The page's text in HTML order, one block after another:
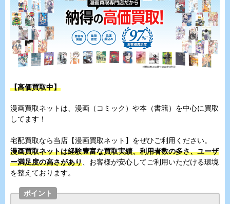
【高価買取中】
漫画買取ネットは、漫画（コミック）や本（書籍）を中心に買取
してます！
宅配買取なら当店【漫画買取ネット】をぜひご利用ください。
漫画買取ネットは経験豊富な買取実績、利用者数の多さ、ユーザ
ー満足度の高さがあり 、お客様が安心してご利用いただける環境
を整えております。
ポイント